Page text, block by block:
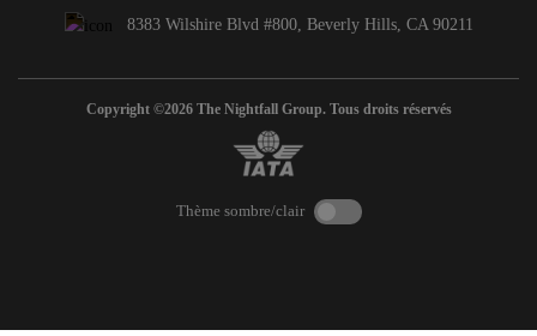
8383 Wilshire Blvd #800, Beverly Hills, CA 90211
Copyright ©2026 The Nightfall Group. Tous droits réservés
Thème sombre/clair